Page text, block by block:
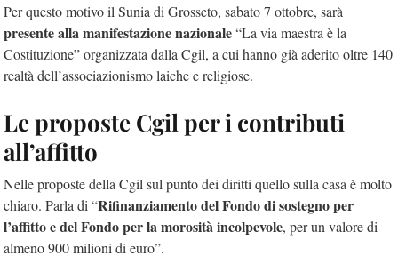
Per questo motivo il Sunia di Grosseto, sabato 7 ottobre, sarà
presente alla manifestazione nazionale“La via maestra è la
Costituzione” organizzata dalla Cgil, a cui hanno già aderito oltre 140
realtà dell’associazionismo laiche e religiose.
Le proposte Cgil per i contributi
all’affitto
Nelle proposte della Cgil sul punto dei diritti quello sulla casa è molto
chiaro. Parla di “Rifinanziamento del Fondo di sostegno per
l’affitto e del Fondo per la morosità incolpevole, per un valore di
almeno 900 milioni di euro”.